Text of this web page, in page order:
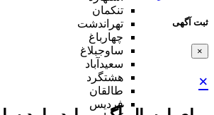
ثبت آگهی
×
×
تنکمان
تهراندشت
چهارباغ
ساوجبلاغ
سعیدآباد
هشتگرد
طالقان
فردیس